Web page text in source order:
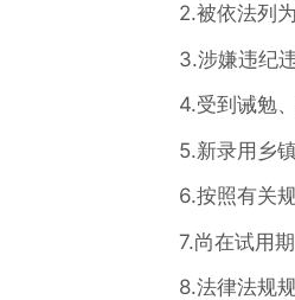
2.被依法列
3.涉嫌违纪
4.受到诫勉
5.新录用乡
6.按照有关
7.尚在试用
8.法律法规